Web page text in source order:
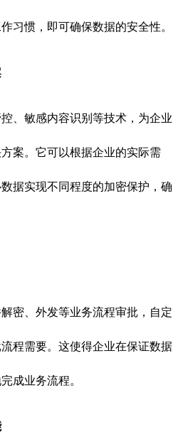
习惯，即可确保数据的安全性。
、敏感内容识别等技术，为企业
案。它可以根据企业的实际需
据实现不同程度的加密保护，确
密、外发等业务流程审批，自定
程需要。这使得企业在保证数据
成业务流程。